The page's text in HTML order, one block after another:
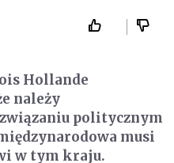
Hollande
należy
politycznym
musi
w tym kraju.